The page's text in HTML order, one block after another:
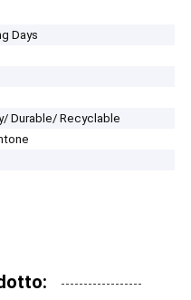
Days
Durable/ Recyclable